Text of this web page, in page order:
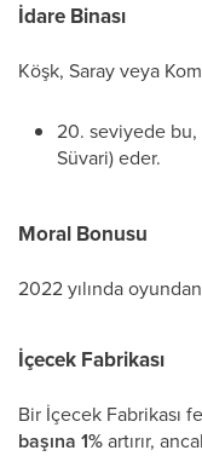
İdare Binası
Köşk, Saray veya
20. seviyede bu,
Süvari) eder.
Moral Bonusu
2022 yılında oyundan
İçecek Fabrikası
Bir İçecek Fabrikası
başına 1%artırır,